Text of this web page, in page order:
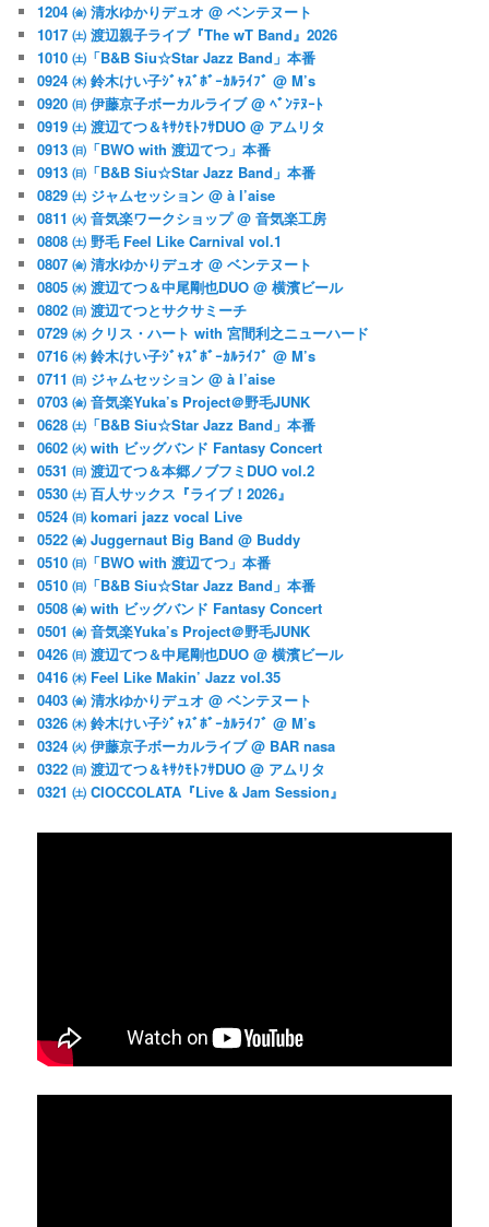
1204 ㈮ 清水ゆかりデュオ @ ベンテヌート
1017 ㈯ 渡辺親子ライブ『The wT Band』2026
1010 ㈯「B&B Siu☆Star Jazz Band」本番
0924 ㈭ 鈴木けい子ｼﾞｬｽﾞﾎﾞｰｶﾙﾗｲﾌﾞ @ M’s
0920 ㈰ 伊藤京子ボーカルライブ @ ﾍﾞﾝﾃﾇｰﾄ
0919 ㈯ 渡辺てつ＆ｷｻｸﾓﾄﾌｻDUO @ アムリタ
0913 ㈰「BWO with 渡辺てつ」本番
0913 ㈰「B&B Siu☆Star Jazz Band」本番
0829 ㈯ ジャムセッション @ à l’aise
0811 ㈫ 音気楽ワークショップ @ 音気楽工房
0808 ㈯ 野毛 Feel Like Carnival vol.1
0807 ㈮ 清水ゆかりデュオ @ ベンテヌート
0805 ㈬ 渡辺てつ＆中尾剛也DUO @ 横濱ビール
0802 ㈰ 渡辺てつとサクサミーチ
0729 ㈬ クリス・ハート with 宮間利之ニューハード
0716 ㈭ 鈴木けい子ｼﾞｬｽﾞﾎﾞｰｶﾙﾗｲﾌﾞ @ M’s
0711 ㈰ ジャムセッション @ à l’aise
0703 ㈮ 音気楽Yuka’s Project＠野毛JUNK
0628 ㈯「B&B Siu☆Star Jazz Band」本番
0602 ㈫ with ビッグバンド Fantasy Concert
0531 ㈰ 渡辺てつ＆本郷ノブフミDUO vol.2
0530 ㈯ 百人サックス『ライブ！2026』
0524 ㈰ komari jazz vocal Live
0522 ㈮ Juggernaut Big Band @ Buddy
0510 ㈰「BWO with 渡辺てつ」本番
0510 ㈰「B&B Siu☆Star Jazz Band」本番
0508 ㈮ with ビッグバンド Fantasy Concert
0501 ㈮ 音気楽Yuka’s Project＠野毛JUNK
0426 ㈰ 渡辺てつ＆中尾剛也DUO @ 横濱ビール
0416 ㈭ Feel Like Makin’ Jazz vol.35
0403 ㈮ 清水ゆかりデュオ @ ベンテヌート
0326 ㈭ 鈴木けい子ｼﾞｬｽﾞﾎﾞｰｶﾙﾗｲﾌﾞ @ M’s
0324 ㈫ 伊藤京子ボーカルライブ @ BAR nasa
0322 ㈰ 渡辺てつ＆ｷｻｸﾓﾄﾌｻDUO @ アムリタ
0321 ㈯ CIOCCOLATA『Live & Jam Session』